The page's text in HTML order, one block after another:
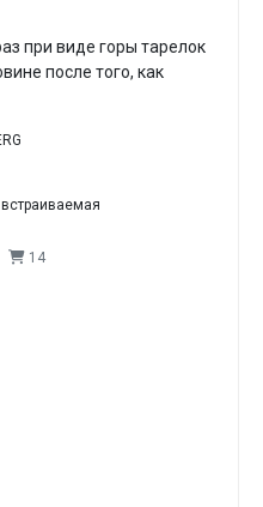
при виде горы тарелок
после того, как
14